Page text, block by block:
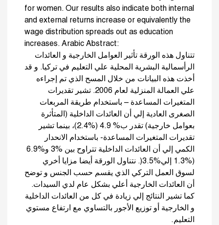
for women. Our results also indicate both internal
and external returns increase or equivalently the
wage distribution spreads out as education
increases. Arabic Abstract:
تتناول هذه الورقة تأثير العوامل الخارجية و العائدات
الرأسمالية البشرية المحلية علي التعليم في تركيا. و قد
أخذت هذه البيانات من خلال المسح الذي تم إجراءه
علي العمالة المنزلية لعام 2006. تشير تقديرات
المتغيرات المساعدة – باستخدام طريقة المربعات
الصغرى العادية إلي أن العائدات الداخلية (المتأثرة
بعوامل خارجية) تقدر ب% 4.9 (%2.4)، بينما تشير
تقديرات المتغيرات المساعدة- باستخدام الانحدار
الكمي إلي أن العائدات الداخلية تتراوح بين %3 و%6.9
(%1.3 إلي%3.5(. نتناول الورقة أيضا مزايا أخري
لسوق العمل التركي الذي يقسم حسب الجنس و توضح
أن العائدات الخارجية أعلي بشكل عام لدي السيدات.
كما تشير النتائج إلي زيادة في كل من العائدات الداخلية
و الخارجية أو توزيع الأجور بالتساوي مع ارتفاع مستوي
التعليم.